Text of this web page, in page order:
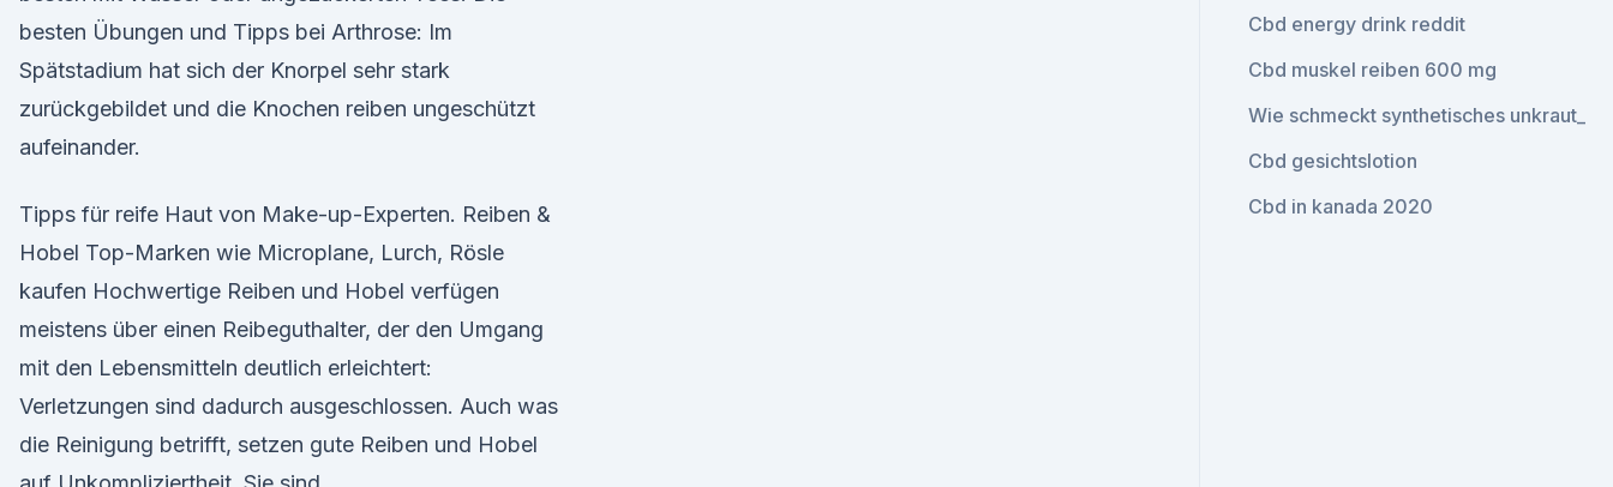
besten Übungen und Tipps bei Arthrose: Im
Spätstadium hat sich der Knorpel sehr stark
zurückgebildet und die Knochen reiben ungeschützt
aufeinander.
Tipps für reife Haut von Make-up-Experten. Reiben &
Hobel Top-Marken wie Microplane, Lurch, Rösle
kaufen Hochwertige Reiben und Hobel verfügen
meistens über einen Reibeguthalter, der den Umgang
mit den Lebensmitteln deutlich erleichtert:
Verletzungen sind dadurch ausgeschlossen. Auch was
die Reinigung betrifft, setzen gute Reiben und Hobel
Cbd energy drink reddit
Cbd muskel reiben 600 mg
Wie schmeckt synthetisches unkraut_
Cbd gesichtslotion
Cbd in kanada 2020